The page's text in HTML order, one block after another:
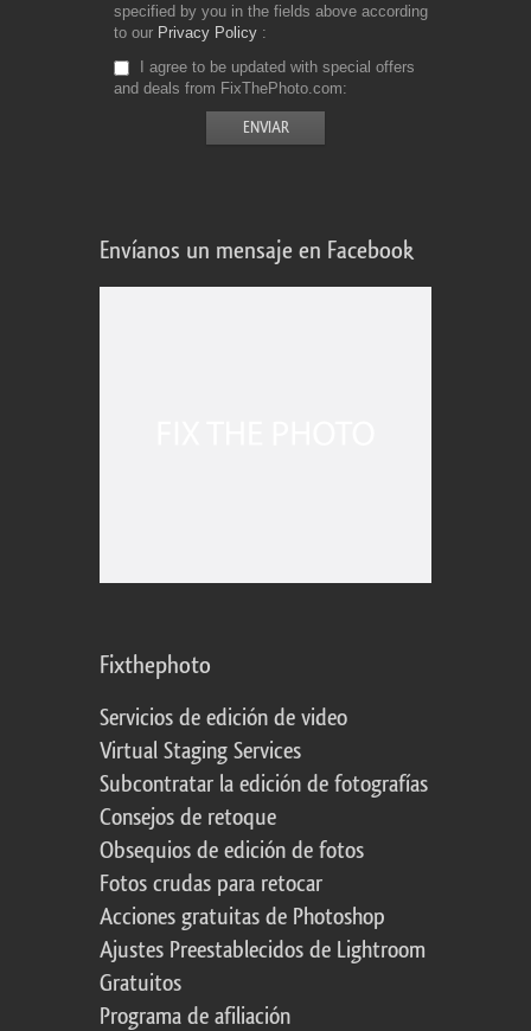
specified by you in the fields above according
to our Privacy Policy
I agree to be updated with special offers
and deals from FixThePhoto.com
Envíanos un mensaje en Facebook
Fixthephoto
Servicios de edición de video
Virtual Staging Services
Subcontratar la edición de fotografías
Consejos de retoque
Obsequios de edición de fotos
Fotos crudas para retocar
Acciones gratuitas de Photoshop
Ajustes Preestablecidos de Lightroom
Gratuitos
Programa de afiliación